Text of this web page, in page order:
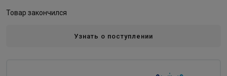
Товар закончился
Узнать о поступлении